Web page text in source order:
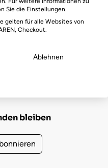
Bewertungen
bleiben
Sie die Einstellungen.
gelten für alle Websites von
Checkout.
Ablehnen